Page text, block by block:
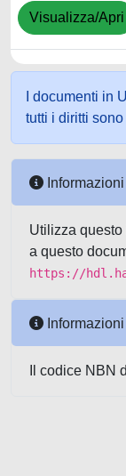
Visualizza/Apri
I documenti in
tutti i diritti
Informazioni
Utilizza
a questo
https://
Informazioni
Il codice NBN